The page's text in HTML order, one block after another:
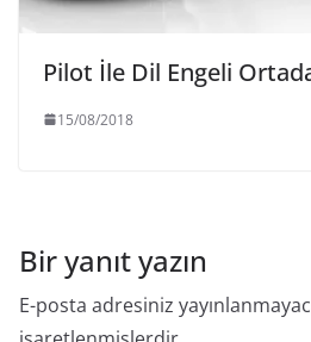
Pilot İle Dil Engeli
15/08/2018
Bir yanıt yazın
E-posta adresiniz